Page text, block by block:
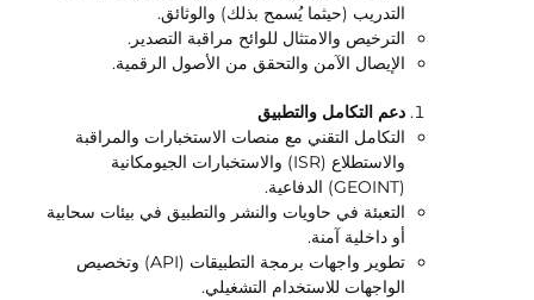
التدريب (حيثما يُسمح بذلك) والوثائق.
الترخيص والامتثال للوائح مراقبة التصدير.
الإيصال الآمن والتحقق من الأصول الرقمية.
دعم التكامل والتطبيق
التكامل التقني مع منصات الاستخبارات والمراقبة
والاستطلاع (ISR) والاستخبارات الجيومكانية
(GEOINT) الدفاعية.
التعبئة في حاويات والنشر والتطبيق في بيئات سحابية
أو داخلية آمنة.
تطوير واجهات برمجة التطبيقات (API) وتخصيص
الواجهات للاستخدام التشغيلي.